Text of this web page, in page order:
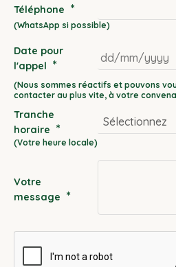
Téléphone *
Date pour
l'appel *
DD
slash
MM
slash
Tranche
horaire *
Votre
message *